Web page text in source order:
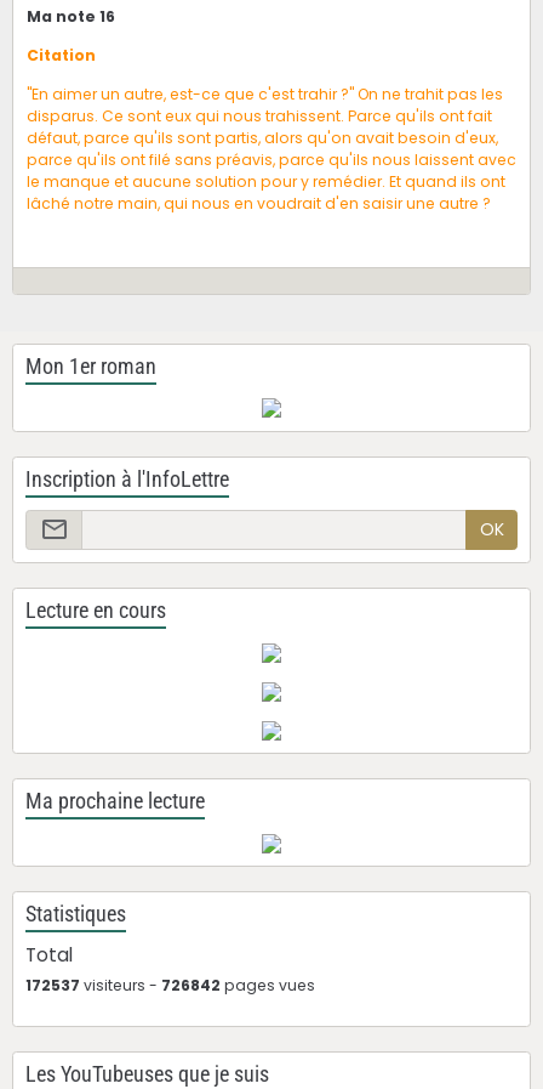
Ma note 16
Citation
"En aimer un autre, est-ce que c'est trahir ?" On ne trahit pas les
disparus. Ce sont eux qui nous trahissent. Parce qu'ils ont fait
défaut, parce qu'ils sont partis, alors qu'on avait besoin d'eux,
parce qu'ils ont filé sans préavis, parce qu'ils nous laissent avec
le manque et aucune solution pour y remédier. Et quand ils ont
lâché notre main, qui nous en voudrait d'en saisir une autre ?
Mon 1er roman
Inscription à l'InfoLettre
OK
Lecture en cours
Ma prochaine lecture
Statistiques
Total
172537 visiteurs - 726842 pages vues
Les YouTubeuses que je suis